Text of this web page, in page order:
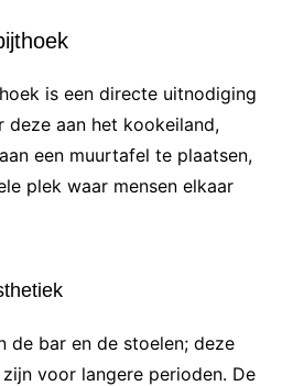
is een directe uitnodiging
aan het kookeiland,
een muurtafel te plaatsen,
plek waar mensen elkaar
de bar en de stoelen; deze
voor langere perioden. De